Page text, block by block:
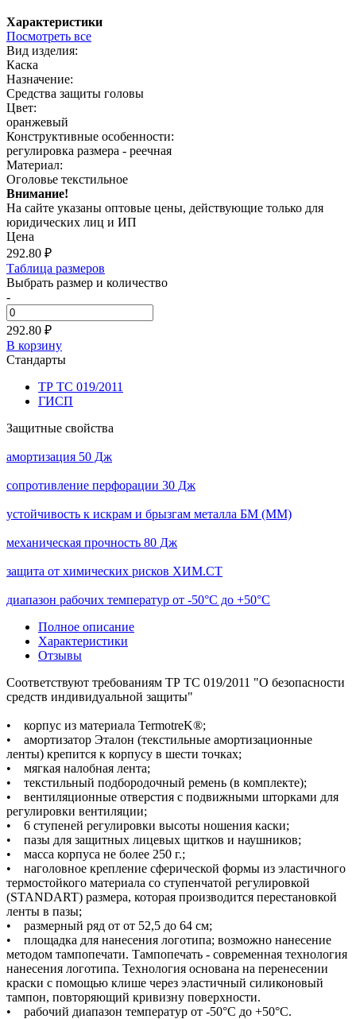
Характеристики
Посмотреть все
Вид изделия:
Каска
Назначение:
Средства защиты головы
Цвет:
оранжевый
Конструктивные особенности:
регулировка размера - реечная
Материал:
Оголовье текстильное
Внимание!
На сайте указаны оптовые цены, действующие только для
юридических лиц и ИП
Цена
292.80 ₽
Таблица размеров
Выбрать размер и количество
-
292.80 ₽
В корзину
Стандарты
ТР ТС 019/2011
ГИСП
Защитные свойства
амортизация 50 Дж
сопротивление перфорации 30 Дж
устойчивость к искрам и брызгам металла БМ (ММ)
механическая прочность 80 Дж
защита от химических рисков ХИМ.СТ
диапазон рабочих температур от -50°С до +50°С
Полное описание
Характеристики
Отзывы
Соответствуют требованиям ТР ТС 019/2011 "О безопасности
средств индивидуальной защиты"
• корпус из материала TermotreK®;
• амортизатор Эталон (текстильные амортизационные
ленты) крепится к корпусу в шести точках;
• мягкая налобная лента;
• текстильный подбородочный ремень (в комплекте);
• вентиляционные отверстия с подвижными шторками для
регулировки вентиляции;
• 6 ступеней регулировки высоты ношения каски;
• пазы для защитных лицевых щитков и наушников;
• масса корпуса не более 250 г.;
• наголовное крепление сферической формы из эластичного
термостойкого материала со ступенчатой регулировкой
(STANDART) размера, которая производится перестановкой
ленты в пазы;
• размерный ряд от от 52,5 до 64 см;
• площадка для нанесения логотипа; возможно нанесение
методом тампопечати. Тампопечать - современная технология
нанесения логотипа. Технология основана на перенесении
краски с помощью клише через эластичный силиконовый
тампон, повторяющий кривизну поверхности.
• рабочий диапазон температур от -50°С до +50°С.